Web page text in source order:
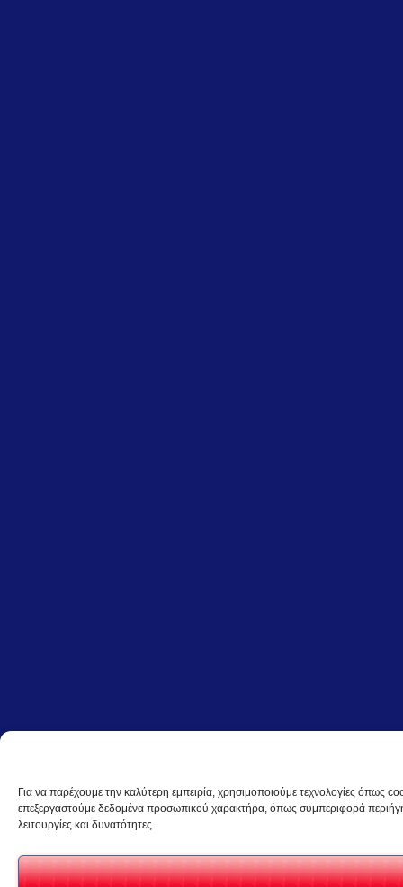
Για να παρέχουμε την καλύτερη εμπειρία, χρησιμοποιούμε τεχνολογίες όπως
επεξεργαστούμε δεδομένα προσωπικού χαρακτήρα, όπως συμπεριφορά
λειτουργίες και δυνατότητες.